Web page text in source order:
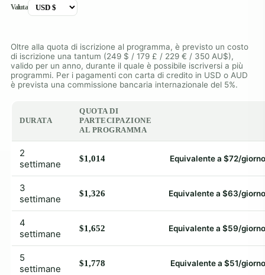
Valuta
Oltre alla quota di iscrizione al programma, è previsto un costo
di iscrizione una tantum (249 $ / 179 £ / 229 € / 350 AU$),
valido per un anno, durante il quale è possibile iscriversi a più
programmi. Per i pagamenti con carta di credito in USD o AUD
è prevista una commissione bancaria internazionale del 5%.
DURATA
QUOTA DI
PARTECIPAZIONE
AL PROGRAMMA
2
settimane
$1,014 Equivalente a $72/giorno
3
settimane
$1,326 Equivalente a $63/giorno
4
settimane
$1,652 Equivalente a $59/giorno
5
settimane
$1,778 Equivalente a $51/giorno